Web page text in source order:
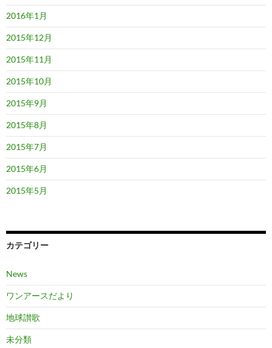
2016年1月
2015年12月
2015年11月
2015年10月
2015年9月
2015年8月
2015年7月
2015年6月
2015年5月
カテゴリー
News
ワンアースだより
地球讃歌
未分類